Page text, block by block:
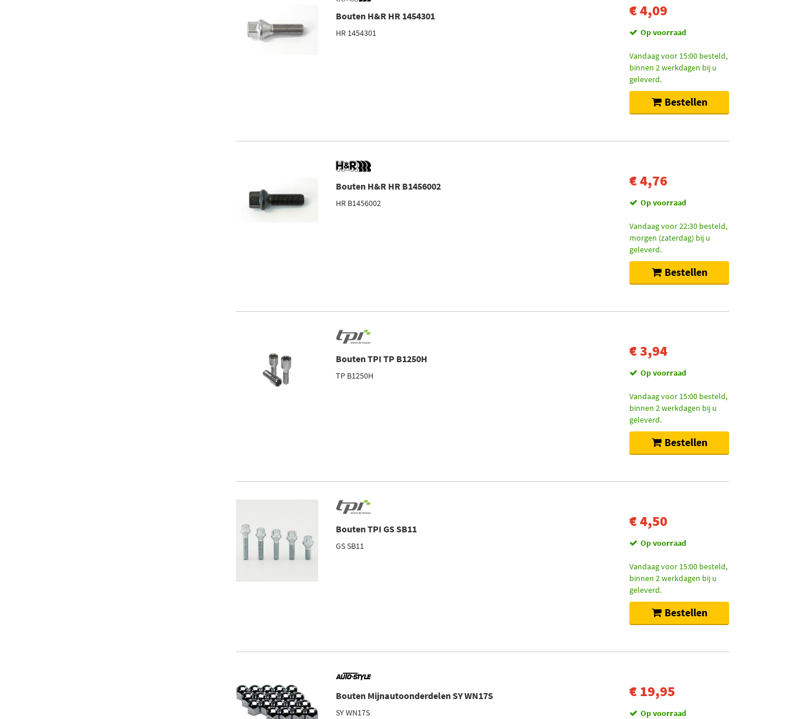
Bouten H&R HR 1454301
HR 1454301
€ 4,09
Op voorraad
Vandaag voor 15:00 besteld,
binnen 2 werkdagen bij u
geleverd.
Bestellen
Bouten H&R HR B1456002
HR B1456002
€ 4,76
Op voorraad
Vandaag voor 22:30 besteld,
morgen (zaterdag) bij u
geleverd.
Bestellen
Bouten TPI TP B1250H
TP B1250H
€ 3,94
Op voorraad
Vandaag voor 15:00 besteld,
binnen 2 werkdagen bij u
geleverd.
Bestellen
Bouten TPI GS SB11
GS SB11
€ 4,50
Op voorraad
Vandaag voor 15:00 besteld,
binnen 2 werkdagen bij u
geleverd.
Bestellen
Bouten Mijnautoonderdelen SY WN17S
SY WN17S
€ 19,95
Op voorraad